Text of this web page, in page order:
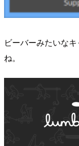
ビーバーみたいな
ね。